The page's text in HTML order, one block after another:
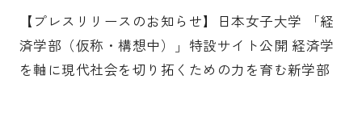
【プレスリリースのお知らせ】日本女子大学 「経
済学部（仮称・構想中）」特設サイト公開 経済学
を軸に現代社会を切り拓くための力を育む新学部